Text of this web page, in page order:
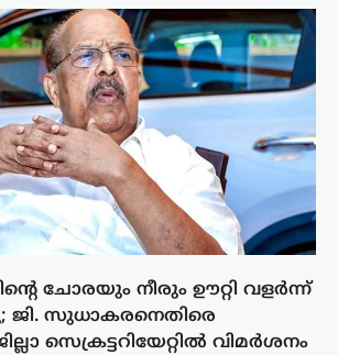
ചോരയും നീരും ഊറ്റി വളർന്ന്
സുധാകരനെതിരെ
സെക്രട്ടറിയേറ്റിൽ വിമർശനം